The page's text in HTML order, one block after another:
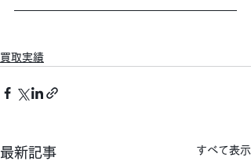
買取実績
最新記事 すべて表示